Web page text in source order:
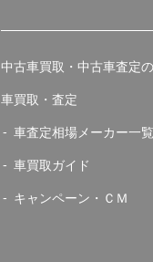
中古車買取・中古車査定
車買取・査定
車査定相場メーカー一覧
車買取ガイド
キャンペーン・ＣＭ